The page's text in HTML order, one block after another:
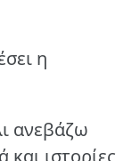
η
ανεβάζω
ιστορίες